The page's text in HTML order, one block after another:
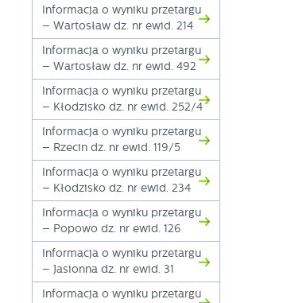
Informacja o wyniku przetargu
– Wartosław dz. nr ewid. 214
Informacja o wyniku przetargu
– Wartosław dz. nr ewid. 492
Informacja o wyniku przetargu
– Kłodzisko dz. nr ewid. 252/4
Informacja o wyniku przetargu
– Rzecin dz. nr ewid. 119/5
Informacja o wyniku przetargu
– Kłodzisko dz. nr ewid. 234
Informacja o wyniku przetargu
– Popowo dz. nr ewid. 126
Informacja o wyniku przetargu
– Jasionna dz. nr ewid. 31
Informacja o wyniku przetargu